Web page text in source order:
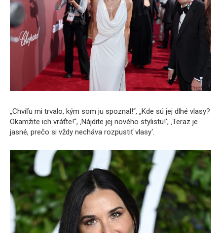
„Chvíľu mi trvalo, kým som ju spoznal!“, „Kde sú jej dlhé vlasy?
Okamžite ich vráťte!“, ‚Nájdite jej nového stylistu!‘, ‚Teraz je
jasné, prečo si vždy necháva rozpustiť vlasy‘.